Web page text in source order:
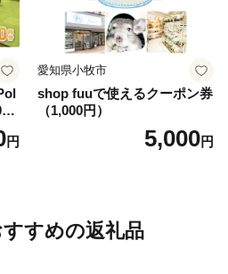
円
愛知県小牧市
shop fuuで使えるクーポン券
（1,000円）
5,000円
すめの返礼品